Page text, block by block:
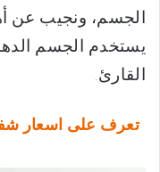
الجسم، ونجيب عن
يستخدم الجسم
القارئ.
تعرف على اسعار